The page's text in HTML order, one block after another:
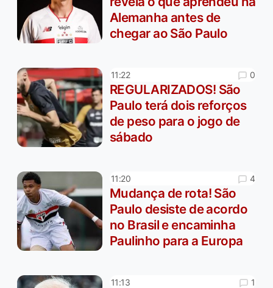
Alemanha antes de
chegar ao São Paulo
11:22 0
REGULARIZADOS! São
Paulo terá dois reforços
de peso para o jogo de
sábado
11:20 4
Mudança de rota! São
Paulo desiste de acordo
no Brasil e encaminha
Paulinho para a Europa
11:13 1